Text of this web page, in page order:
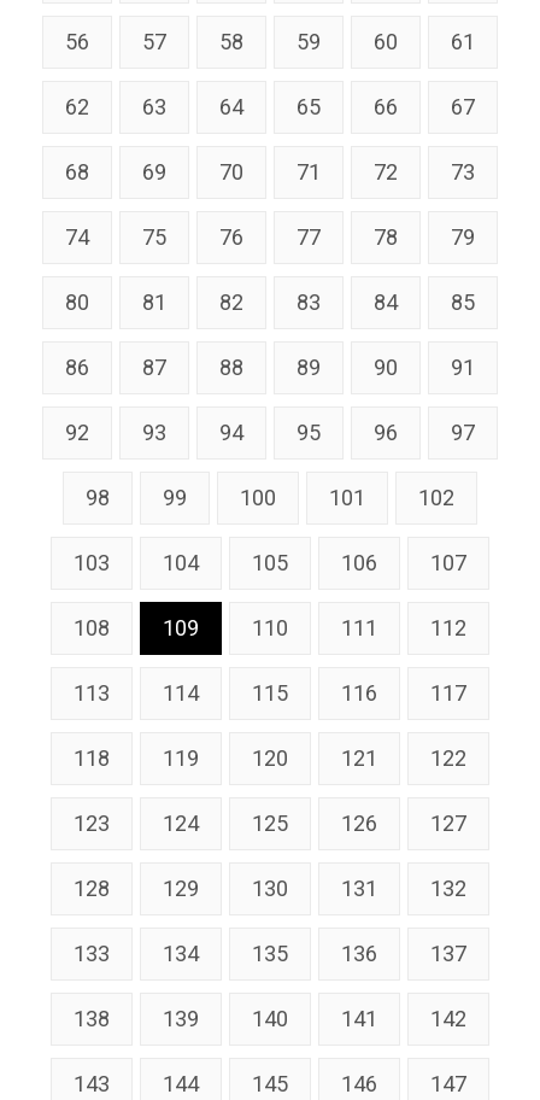
56 57 58 59 60 61
62 63 64 65 66 67
68 69 70 71 72 73
74 75 76 77 78 79
80 81 82 83 84 85
86 87 88 89 90 91
92 93 94 95 96 97
98 99 100 101 102
103 104 105 106 107
108 109 110 111 112
113 114 115 116 117
118 119 120 121 122
123 124 125 126 127
128 129 130 131 132
133 134 135 136 137
138 139 140 141 142
143 144 145 146 147